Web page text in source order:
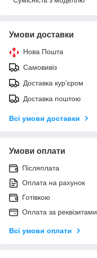
Умови доставки
Нова Пошта
Самовивіз
Доставка кур'єром
Доставка поштою
Всі умови доставки
Умови оплати
Післяплата
Оплата на рахунок
Готівкою
Оплата за реквізитами
Всі умови оплати